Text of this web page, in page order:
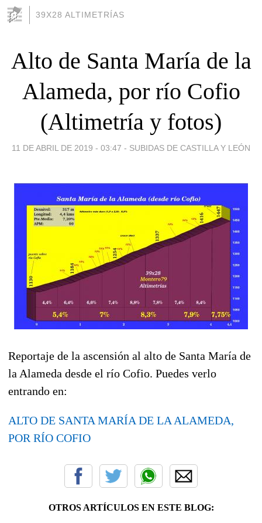
39X28 ALTIMETRÍAS
Alto de Santa María de la
Alameda, por río Cofio
(Altimetría y fotos)
11 DE ABRIL DE 2019 - 03:47 - SUBIDAS DE CASTILLA Y LEÓN
Reportaje de la ascensión al alto de Santa María de
la Alameda desde el río Cofio. Puedes verlo
entrando en:
ALTO DE SANTA MARÍA DE LA ALAMEDA,
POR RÍO COFIO
OTROS ARTÍCULOS EN ESTE BLOG: